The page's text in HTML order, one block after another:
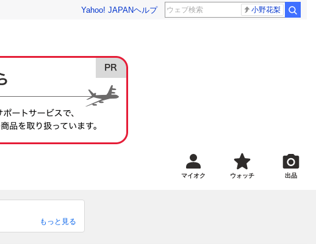
Yahoo! JAPANヘルプ 小野花梨
マイオク ウォッチ 出品
もっと見る